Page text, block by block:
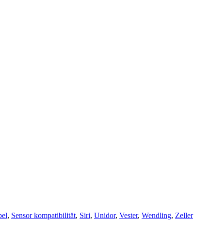
, Sensor kompatibilität, Siri, Unidor, Vester, Wendling, Zeller